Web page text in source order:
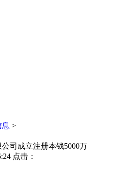
>
司成立注册本钱5000万
点击：